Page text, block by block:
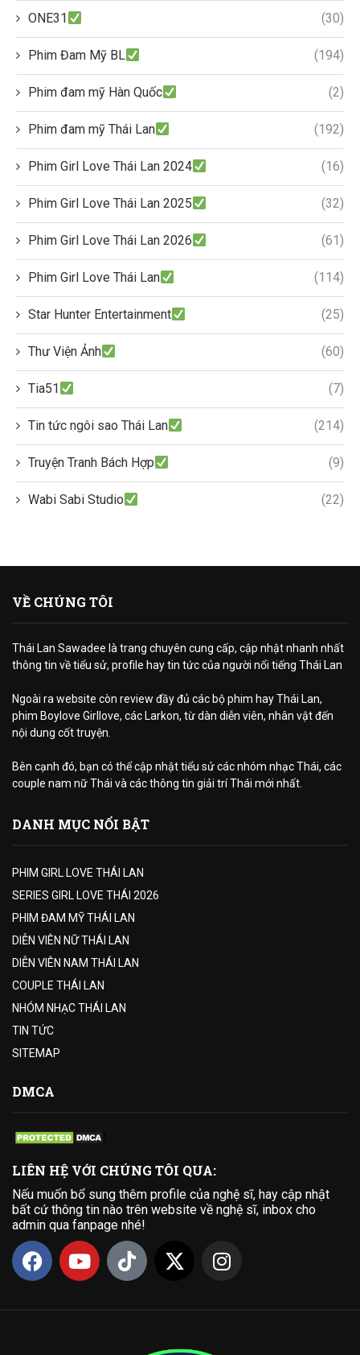
ONE31 (30)
Phim Đam Mỹ BL (194)
Phim đam mỹ Hàn Quốc (2)
Phim đam mỹ Thái Lan (192)
Phim Girl Love Thái Lan 2024 (16)
Phim Girl Love Thái Lan 2025 (32)
Phim Girl Love Thái Lan 2026 (61)
Phim Girl Love Thái Lan (114)
Star Hunter Entertainment (25)
Thư Viện Ảnh (60)
Tia51 (7)
Tin tức ngôi sao Thái Lan (214)
Truyện Tranh Bách Hợp (9)
Wabi Sabi Studio (22)
VỀ CHÚNG TÔI
Thái Lan Sawadee là trang chuyên cung cấp, cập nhật nhanh nhất
thông tin về tiểu sử, profile hay tin tức của người nổi tiếng Thái Lan
Ngoài ra website còn review đầy đủ các bộ phim hay Thái Lan,
phim Boylove Girllove, các Larkon, từ dàn diễn viên, nhân vật đến
nội dung cốt truyện.
Bên cạnh đó, bạn có thể cập nhật tiểu sử các nhóm nhạc Thái, các
couple nam nữ Thái và các thông tin giải trí Thái mới nhất.
DANH MỤC NỔI BẬT
PHIM GIRL LOVE THÁI LAN
SERIES GIRL LOVE THÁI 2026
PHIM ĐAM MỸ THÁI LAN
DIỄN VIÊN NỮ THÁI LAN
DIỄN VIÊN NAM THÁI LAN
COUPLE THÁI LAN
NHÓM NHẠC THÁI LAN
TIN TỨC
SITEMAP
DMCA
LIÊN HỆ VỚI CHÚNG TÔI QUA:
Nếu muốn bổ sung thêm profile của nghệ sĩ, hay cập nhật
bất cứ thông tin nào trên website về nghệ sĩ, inbox cho
admin qua fanpage nhé!